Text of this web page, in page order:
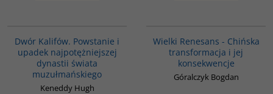
Dwór Kalifów. Powstanie i
upadek najpotężniejszej
dynastii świata
muzułmańskiego
Keneddy Hugh
Wielki Renesans - Chińska
transformacja i jej
konsekwencje
Góralczyk Bogdan